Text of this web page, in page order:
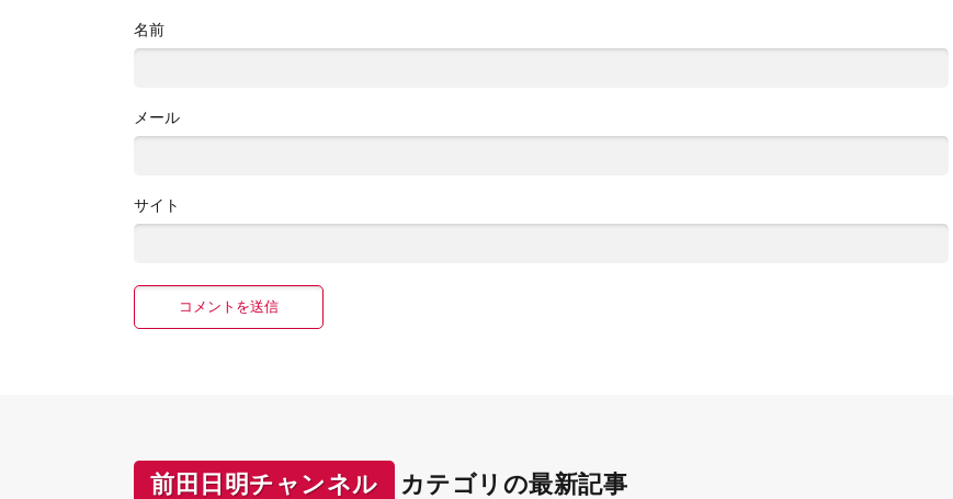
名前
メール
サイト
前田日明チャンネル カテゴリの最新記事